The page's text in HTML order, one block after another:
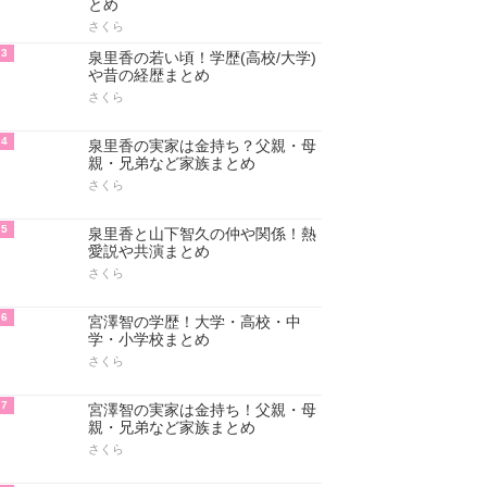
とめ
さくら
3
泉里香の若い頃！学歴(高校/大学)
や昔の経歴まとめ
さくら
4
泉里香の実家は金持ち？父親・母
親・兄弟など家族まとめ
さくら
5
泉里香と山下智久の仲や関係！熱
愛説や共演まとめ
さくら
6
宮澤智の学歴！大学・高校・中
学・小学校まとめ
さくら
7
宮澤智の実家は金持ち！父親・母
親・兄弟など家族まとめ
さくら